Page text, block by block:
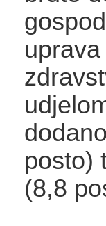
posto)
(8,8